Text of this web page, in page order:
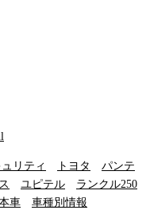
リティ トヨタ
パンテ
ユピテル
ランクル250
車 車種別情報